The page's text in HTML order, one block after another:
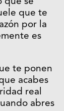
que te
por la
es
te ponen
acabes
real
abres